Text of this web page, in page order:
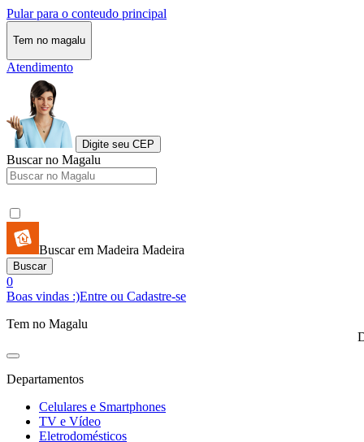
Pular para o conteudo principal
Tem no magalu
Atendimento
Digite seu CEP
Buscar no Magalu
Buscar em Madeira Madeira
Buscar
0
Boas vindas :)Entre ou Cadastre-se
Tem no Magalu
Departamentos
Celulares e Smartphones
TV e Vídeo
Eletrodomésticos